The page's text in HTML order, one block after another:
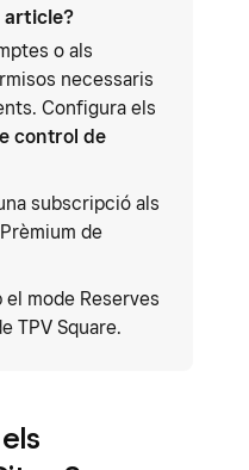
article?
o als
necessaris
Configura els
control de
subscripció als
de
mode Reserves
TPV Square.